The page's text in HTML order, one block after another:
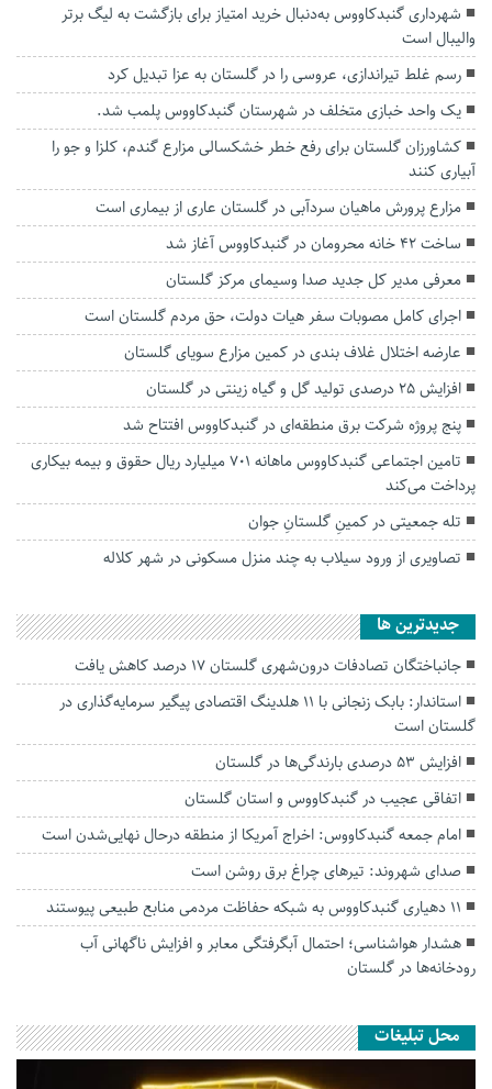
شهرداری گنبدکاووس به‌دنبال خرید امتیاز برای بازگشت به لیگ برتر
والیبال است
رسم غلط تیراندازی، عروسی را در گلستان به عزا تبدیل کرد
یک واحد خبازی متخلف در شهرستان گنبدکاووس پلمب شد.
کشاورزان گلستان برای رفع خطر خشکسالی مزارع گندم، کلزا و جو را
آبیاری کنند
مزارع پرورش ماهیان سردآبی در گلستان عاری از بیماری است
ساخت ۴۲ خانه محرومان در گنبدکاووس آغاز شد
معرفی مدیر کل جدید صدا وسیمای مرکز گلستان
اجرای کامل مصوبات سفر هیات دولت، حق مردم گلستان است
عارضه اختلال غلاف بندی در کمین مزارع سویای گلستان
افزایش ۲۵ درصدی تولید گل و گیاه زینتی در گلستان
پنج پروژه شرکت برق منطقه‌ای در گنبدکاووس افتتاح شد
تامین اجتماعی گنبدکاووس ماهانه ۷۰۱ میلیارد ریال حقوق و بیمه بیکاری
پرداخت می‌کند
تله جمعیتی در کمینِ گلستانِ جوان
تصاویری از ورود سیلاب به چند منزل مسکونی در شهر کلاله
جديدترين ها
جانباختگان تصادفات درون‌شهری گلستان ۱۷ درصد کاهش یافت
استاندار: بابک زنجانی با ۱۱ هلدینگ اقتصادی پیگیر سرمایه‌گذاری در
گلستان است
افزایش ۵۳ درصدی بارندگی‌ها در گلستان
اتفاقی عجیب در‌ گنبدکاووس و استان گلستان
امام جمعه گنبدکاووس: اخراج آمریکا از منطقه درحال نهایی‌شدن است
صدای شهروند: تیرهای چراغ برق روشن است
۱۱ دهیاری گنبدکاووس به شبکه حفاظت مردمی منابع طبیعی پیوستند
هشدار هواشناسی؛ احتمال آبگرفتگی معابر و افزایش ناگهانی آب
رودخانه‌ها در گلستان
محل تبلیغات